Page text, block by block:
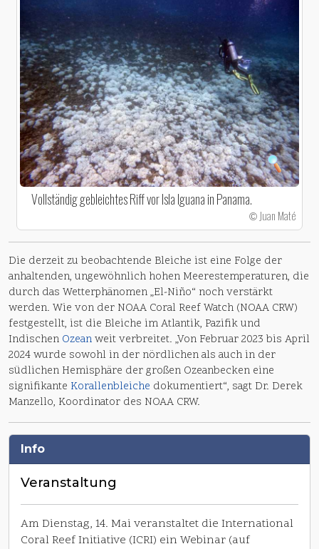
Vollständig gebleichtes Riff vor Isla Iguana in Panama.
© Juan Maté
Die derzeit zu beobachtende Bleiche ist eine Folge der
anhaltenden, ungewöhnlich hohen Meerestemperaturen, die
durch das Wetterphänomen „El-Niño“ noch verstärkt
werden. Wie von der NOAA Coral Reef Watch (NOAA CRW)
festgestellt, ist die Bleiche im Atlantik, Pazifik und
Indischen Ozeanweit verbreitet. „Von Februar 2023 bis April
2024 wurde sowohl in der nördlichen als auch in der
südlichen Hemisphäre der großen Ozeanbecken eine
signifikante Korallenbleiche dokumentiert“, sagt Dr. Derek
Manzello, Koordinator des NOAA CRW.
Info
Veranstaltung
Am Dienstag, 14. Mai veranstaltet die International
Coral Reef Initiative (ICRI) ein Webinar (auf